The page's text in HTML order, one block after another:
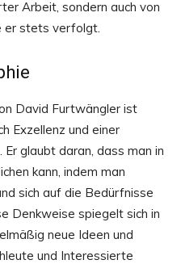
Arbeit, sondern auch von
er stets verfolgt.
David Furtwängler ist
Exzellenz und einer
Er glaubt daran, dass man in
kann, indem man
sich auf die Bedürfnisse
Denkweise spiegelt sich in
neue Ideen und
und Interessierte